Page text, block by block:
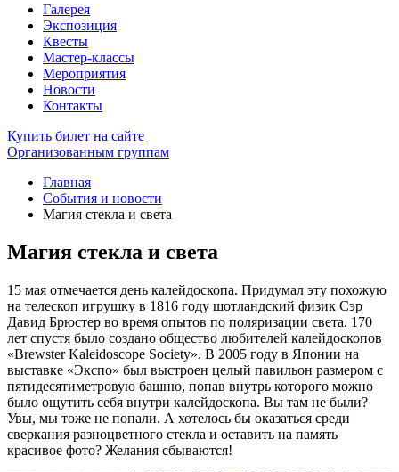
Галерея
Экспозиция
Квесты
Мастер-классы
Мероприятия
Новости
Контакты
Купить билет на сайте
Организованным группам
Главная
События и новости
Магия стекла и света
Магия стекла и света
15 мая отмечается день калейдоскопа. Придумал эту похожую
на телескоп игрушку в 1816 году шотландский физик Сэр
Давид Брюстер во время опытов по поляризации света. 170
лет спустя было создано общество любителей калейдоскопов
«Brewster Kaleidoscope Society». В 2005 году в Японии на
выставке «Экспо» был выстроен целый павильон размером с
пятидесятиметровую башню, попав внутрь которого можно
было ощутить себя внутри калейдоскопа. Вы там не были?
Увы, мы тоже не попали. А хотелось бы оказаться среди
сверкания разноцветного стекла и оставить на память
красивое фото? Желания сбываются!